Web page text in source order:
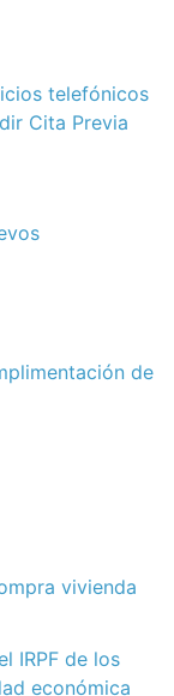
telefónicos
Cita Previa
de
vivienda
IRPF de los
económica